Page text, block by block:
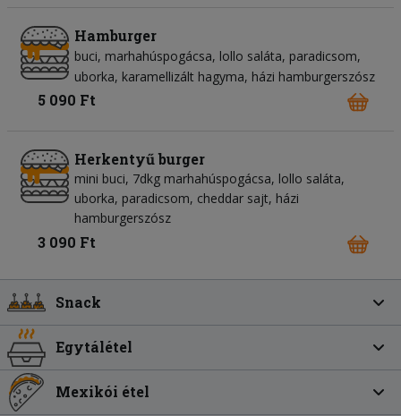
Hamburger
buci marhahúspogácsa lollo saláta paradicsom
uborka karamellizált hagyma házi hamburgerszósz
5 090 Ft
Herkentyű burger
mini buci, 7dkg marhahúspogácsa, lollo saláta,
uborka, paradicsom, cheddar sajt, házi
hamburgerszósz
3 090 Ft
Snack
Egytálétel
Mexikói étel